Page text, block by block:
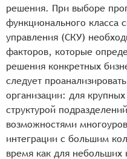
решения. При выборе
функционального класса
управления (СКУ)
факторов, которые
решения конкретных
следует
организации: для
структурой
возможностями
интеграции с большим
время как для небольших